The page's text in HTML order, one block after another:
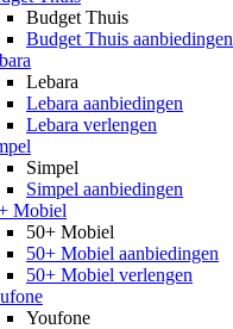
Budget Thuis
Budget Thuis aanbiedingen
Lebara
Lebara aanbiedingen
Lebara verlengen
Simpel
Simpel aanbiedingen
Mobiel
50+ Mobiel
50+ Mobiel aanbiedingen
50+ Mobiel verlengen
Youfone